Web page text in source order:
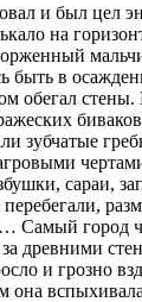
и был цел
на
быть в
обегал стены.
зубчатые
сараи,
Самый город
древними
и грозно
она